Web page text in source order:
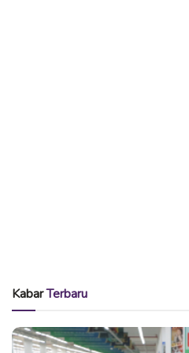
KabarTerbaru